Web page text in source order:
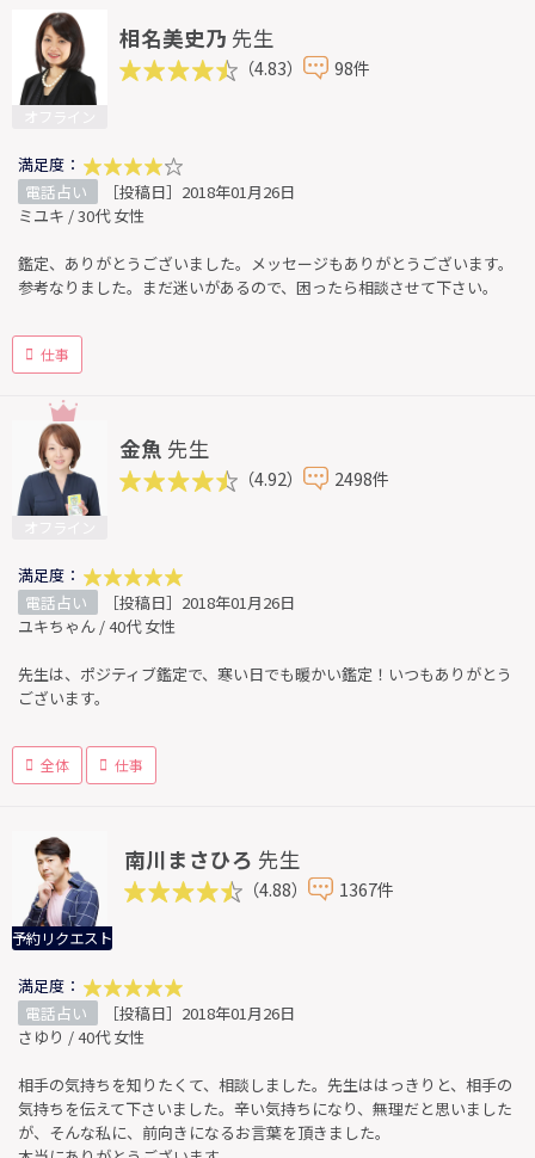
相名美史乃 先生
（4.83） 98件
満足度：
電話占い
［投稿日］2018年01月26日
ミユキ / 30代 女性
鑑定、ありがとうございました。メッセージもありがとうございます。
参考なりました。まだ迷いがあるので、困ったら相談させて下さい。
仕事
金魚 先生
（4.92） 2498件
満足度：
電話占い
［投稿日］2018年01月26日
ユキちゃん / 40代 女性
先生は、ポジティブ鑑定で、寒い日でも暖かい鑑定！いつもありがとう
ございます。
全体 仕事
予約リクエスト
南川まさひろ 先生
（4.88） 1367件
満足度：
電話占い
［投稿日］2018年01月26日
さゆり / 40代 女性
相手の気持ちを知りたくて、相談しました。先生ははっきりと、相手の
気持ちを伝えて下さいました。辛い気持ちになり、無理だと思いました
が、そんな私に、前向きになるお言葉を頂きました。